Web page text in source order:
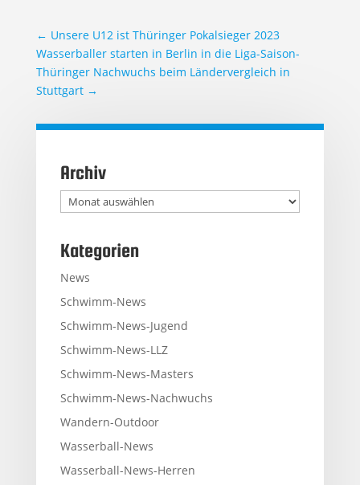
← Unsere U12 ist Thüringer Pokalsieger 2023
Wasserballer starten in Berlin in die Liga-Saison-
Thüringer Nachwuchs beim Ländervergleich in
Stuttgart→
Archiv
Archiv
Kategorien
News
Schwimm-News
Schwimm-News-Jugend
Schwimm-News-LLZ
Schwimm-News-Masters
Schwimm-News-Nachwuchs
Wandern-Outdoor
Wasserball-News
Wasserball-News-Herren